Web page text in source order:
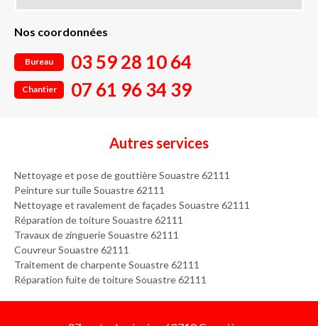
Nos coordonnées
Bureau 03 59 28 10 64
Chantier 07 61 96 34 39
Autres services
Nettoyage et pose de gouttière Souastre 62111
Peinture sur tuile Souastre 62111
Nettoyage et ravalement de façades Souastre 62111
Réparation de toiture Souastre 62111
Travaux de zinguerie Souastre 62111
Couvreur Souastre 62111
Traitement de charpente Souastre 62111
Réparation fuite de toiture Souastre 62111